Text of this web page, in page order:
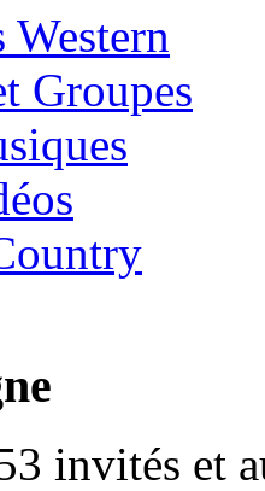
Western
Groupes
invités et